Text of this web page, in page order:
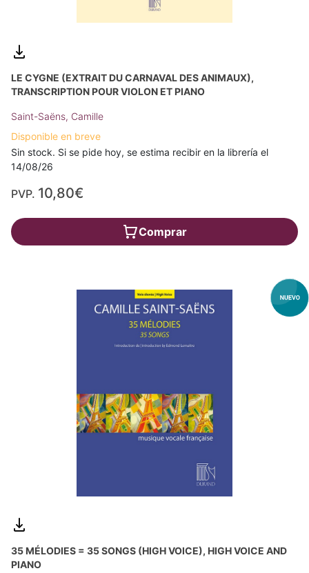
LE CYGNE (EXTRAIT DU CARNAVAL DES ANIMAUX),
TRANSCRIPTION POUR VIOLON ET PIANO
Saint-Saëns, Camille
Disponible en breve
Sin stock. Si se pide hoy, se estima recibir en la librería el
14/08/26
PVP. 10,80€
Comprar
35 MÉLODIES = 35 SONGS (HIGH VOICE), HIGH VOICE AND
PIANO